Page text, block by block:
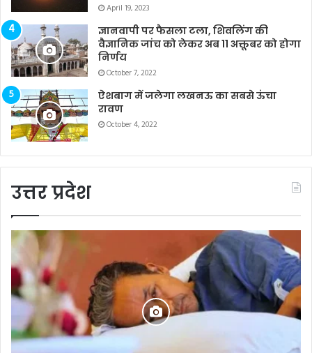
April 19, 2023
ज्ञानवापी पर फैसला टला, शिवलिंग की
वैज्ञानिक जांच को लेकर अब 11 अक्तूबर को होगा
निर्णय
October 7, 2022
ऐशबाग में जलेगा लखनऊ का सबसे ऊंचा
रावण
October 4, 2022
उत्तर प्रदेश